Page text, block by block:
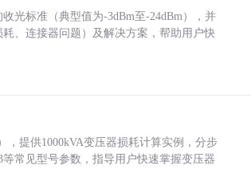
光标准（典型值为-3dBm至-24dBm），并
、连接器问题）及解决方案，帮助用户快
，提供1000kVA变压器损耗计算实例，分步
常见型号参数，指导用户快速掌握变压器